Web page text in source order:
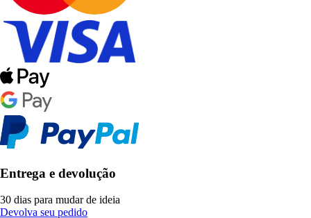
Entrega e devolução
30 dias para mudar de ideia
Devolva seu pedido